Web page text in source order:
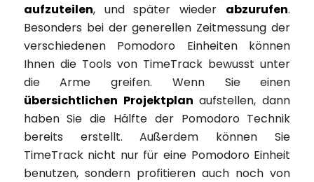
aufzuteilen, und später wieder abzurufen.
Besonders bei der generellen Zeitmessung der
verschiedenen Pomodoro Einheiten können
Ihnen die Tools von TimeTrack bewusst unter
die Arme greifen. Wenn Sie einen
übersichtlichen Projektplan aufstellen, dann
haben Sie die Hälfte der Pomodoro Technik
bereits erstellt. Außerdem können Sie
TimeTrack nicht nur für eine Pomodoro Einheit
benutzen, sondern profitieren auch noch von